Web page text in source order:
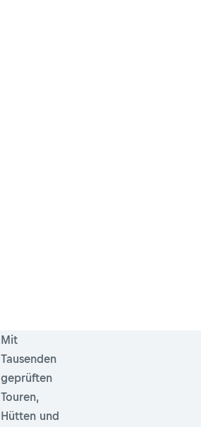
Mit
Tausenden
geprüften
Touren,
Hütten und